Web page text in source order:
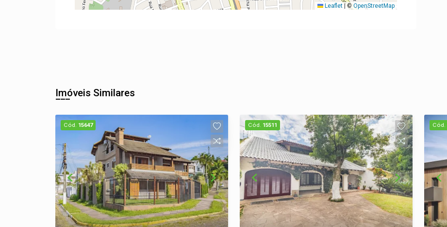
Leaflet |©OpenStreetMap
Imóveis Similares
Cód. 15647 Cód. 15511 Cód.